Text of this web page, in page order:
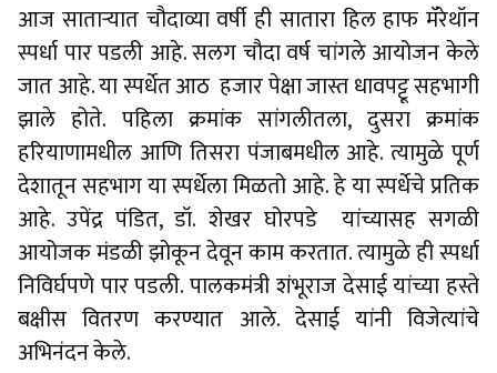
आज साताऱ्यात चौदाव्या वर्षी ही सातारा हिल हाफ मॅरेथॉन
स्पर्धा पार पडली आहे. सलग चौदा वर्ष चांगले आयोजन केले
जात आहे. या स्पर्धेत आठ हजार पेक्षा जास्त धावपट्टू सहभागी
झाले होते. पहिला क्रमांक सांगलीतला, दुसरा क्रमांक
हरियाणामधील आणि तिसरा पंजाबमधील आहे. त्यामुळे पूर्ण
देशातून सहभाग या स्पर्धेला मिळतो आहे. हे या स्पर्धेचे प्रतिक
आहे. उपेंद्र पंडित, डॉ. शेखर घोरपडे यांच्यासह सगळी
आयोजक मंडळी झोकून देवून काम करतात. त्यामुळे ही स्पर्धा
निविर्घपणे पार पडली. पालकमंत्री शंभूराज देसाई यांच्या हस्ते
बक्षीस वितरण करण्यात आले. देसाई यांनी विजेत्यांचे
अभिनंदन केले.